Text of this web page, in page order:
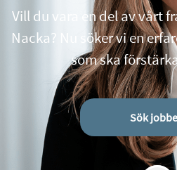
Vill du vara en del av vårt
Nacka? Nu söker vi en
som ska
Sök